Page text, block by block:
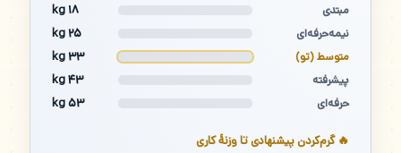
مبتدی ۱۸ kg
نیمه‌حرفه‌ای ۲۵ kg
متوسط (تو) ۳۳ kg
پیشرفته ۴۳ kg
حرفه‌ای ۵۳ kg
🔥 گرم‌کردن پیشنهادی تا وزنهٔ کاری